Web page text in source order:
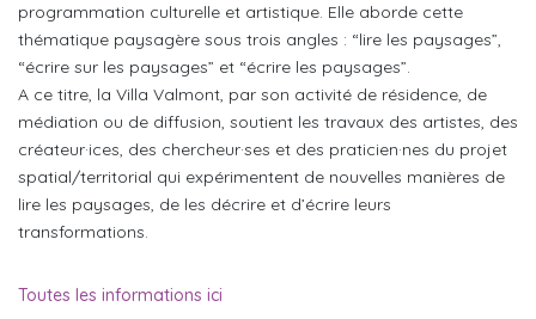
programmation culturelle et artistique. Elle aborde cette
thématique paysagère sous trois angles : “lire les paysages”,
“écrire sur les paysages” et “écrire les paysages”.
A ce titre, la Villa Valmont, par son activité de résidence, de
médiation ou de diffusion, soutient les travaux des artistes, des
créateur·ices, des chercheur·ses et des praticien·nes du projet
spatial/territorial qui expérimentent de nouvelles manières de
lire les paysages, de les décrire et d’écrire leurs
transformations.
Toutes les informations ici